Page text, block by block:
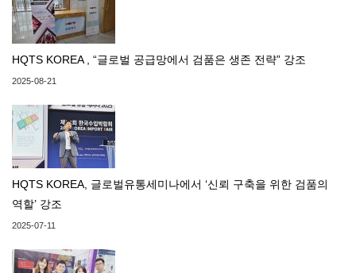
HQTS KOREA , “글로벌 공급망에서 검품은 생존 전략” 강조
2025-08-21
HQTS KOREA, 글로벌유통세미나에서 ‘신뢰 구축을 위한 검품의
역할’ 강조
2025-07-11